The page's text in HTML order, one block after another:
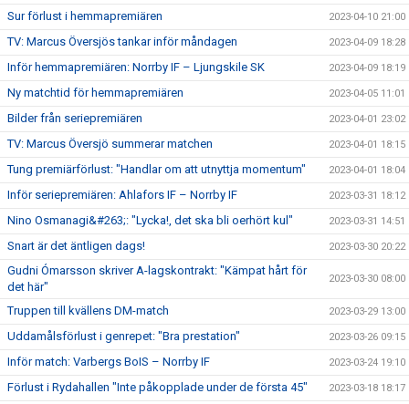
Sur förlust i hemmapremiären 2023-04-10 21:00
TV: Marcus Översjös tankar inför måndagen 2023-04-09 18:28
Inför hemmapremiären: Norrby IF – Ljungskile SK 2023-04-09 18:19
Ny matchtid för hemmapremiären 2023-04-05 11:01
Bilder från seriepremiären 2023-04-01 23:02
TV: Marcus Översjö summerar matchen 2023-04-01 18:15
Tung premiärförlust: "Handlar om att utnyttja momentum" 2023-04-01 18:04
Inför seriepremiären: Ahlafors IF – Norrby IF 2023-03-31 18:12
Nino Osmanagi&#263;: "Lycka!, det ska bli oerhört kul" 2023-03-31 14:51
Snart är det äntligen dags! 2023-03-30 20:22
Gudni Ómarsson skriver A-lagskontrakt: "Kämpat hårt för
det här"
2023-03-30 08:00
Truppen till kvällens DM-match 2023-03-29 13:00
Uddamålsförlust i genrepet: "Bra prestation" 2023-03-26 09:15
Inför match: Varbergs BoIS – Norrby IF 2023-03-24 19:10
Förlust i Rydahallen "Inte påkopplade under de första 45" 2023-03-18 18:17